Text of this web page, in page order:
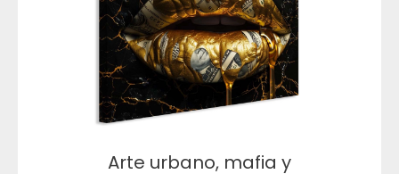
Arte urbano, mafia y